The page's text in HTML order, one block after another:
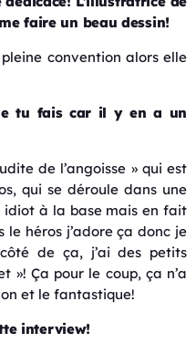
faire un beau dessin!
convention alors elle
tu fais car il y en a un
de l’angoisse » qui est
qui se déroule dans une
idiot à la base mais en fait
héros j’adore ça donc je
de ça, j’ai des petits
»! Ça pour le coup, ça n’a
et le fantastique!
interview!